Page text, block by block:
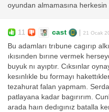
oyundan almamasına
11 cast | 21 Ocak
Bu adamları trıbune cagırıp
ıkısınden bırıne vermek
buyuk nı ayıptır. Cıksınlar
kesınlıkle bu formayı
tezahurat falan yapmam.
patlayana kadar bagırırım.
arada haın dedıgınız batalla